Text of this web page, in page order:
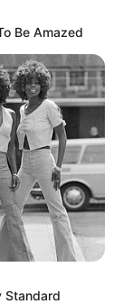
Be Amazed
Standard